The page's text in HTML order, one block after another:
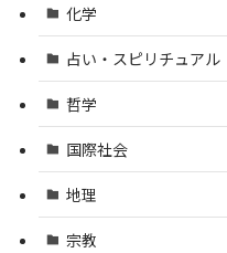
化学
占い・スピリチュアル
哲学
国際社会
地理
宗教